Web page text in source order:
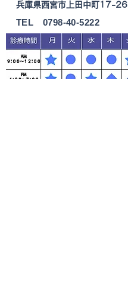
兵庫県西宮市上田中町17-26
TEL 0798-40-5222